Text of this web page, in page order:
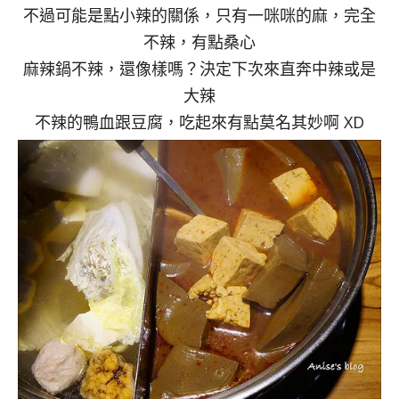
不過可能是點小辣的關係，只有一咪咪的麻，完全
不辣，有點桑心
麻辣鍋不辣，還像樣嗎？決定下次來直奔中辣或是
大辣
不辣的鴨血跟豆腐，吃起來有點莫名其妙啊 XD